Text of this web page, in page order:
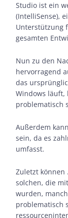
Studio ist ein
(IntelliSense),
Unterstützung
gesamten
Nun zu den
hervorragend
das
Windows läuft,
problematisch
Außerdem
sein, da es
umfasst.
Zuletzt können
solchen, die
wurden,
problematisch